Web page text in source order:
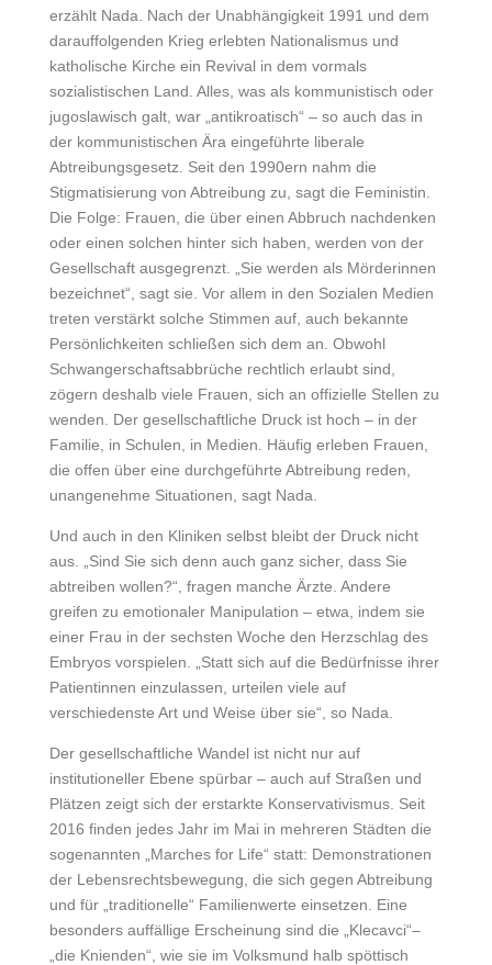
erzählt Nada. Nach der Unabhängigkeit 1991 und dem
darauffolgenden Krieg erlebten Nationalismus und
katholische Kirche ein Revival in dem vormals
sozialistischen Land. Alles, was als kommunistisch oder
jugoslawisch galt, war „antikroatisch“ – so auch das in
der kommunistischen Ära eingeführte liberale
Abtreibungsgesetz. Seit den 1990ern nahm die
Stigmatisierung von Abtreibung zu, sagt die Feministin.
Die Folge: Frauen, die über einen Abbruch nachdenken
oder einen solchen hinter sich haben, werden von der
Gesellschaft ausgegrenzt. „Sie werden als Mörderinnen
bezeichnet“, sagt sie. Vor allem in den Sozialen Medien
treten verstärkt solche Stimmen auf, auch bekannte
Persönlichkeiten schließen sich dem an. Obwohl
Schwangerschaftsabbrüche rechtlich erlaubt sind,
zögern deshalb viele Frauen, sich an offizielle Stellen zu
wenden. Der gesellschaftliche Druck ist hoch – in der
Familie, in Schulen, in Medien. Häufig erleben Frauen,
die offen über eine durchgeführte Abtreibung reden,
unangenehme Situationen, sagt Nada.
Und auch in den Kliniken selbst bleibt der Druck nicht
aus. „Sind Sie sich denn auch ganz sicher, dass Sie
abtreiben wollen?“, fragen manche Ärzte. Andere
greifen zu emotionaler Manipulation – etwa, indem sie
einer Frau in der sechsten Woche den Herzschlag des
Embryos vorspielen. „Statt sich auf die Bedürfnisse ihrer
Patientinnen einzulassen, urteilen viele auf
verschiedenste Art und Weise über sie“, so Nada.
Der gesellschaftliche Wandel ist nicht nur auf
institutioneller Ebene spürbar – auch auf Straßen und
Plätzen zeigt sich der erstarkte Konservativismus. Seit
2016 finden jedes Jahr im Mai in mehreren Städten die
sogenannten „Marches for Life“ statt: Demonstrationen
der Lebensrechtsbewegung, die sich gegen Abtreibung
und für „traditionelle“ Familienwerte einsetzen. Eine
besonders auffällige Erscheinung sind die „Klecavci“–
„die Knienden“, wie sie im Volksmund halb spöttisch